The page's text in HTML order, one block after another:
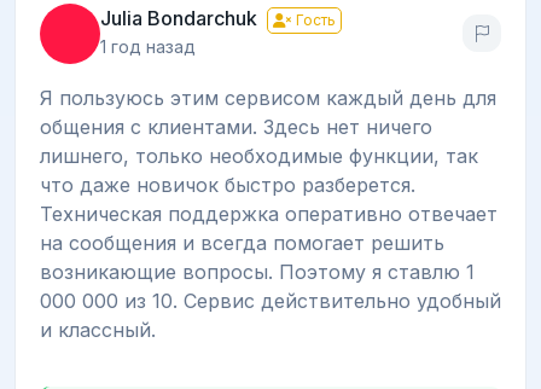
Julia Bondarchuk Гость
1 год назад
Я пользуюсь этим сервисом каждый день для
общения с клиентами. Здесь нет ничего
лишнего, только необходимые функции, так
что даже новичок быстро разберется.
Техническая поддержка оперативно отвечает
на сообщения и всегда помогает решить
возникающие вопросы. Поэтому я ставлю 1
000 000 из 10. Сервис действительно удобный
и классный.